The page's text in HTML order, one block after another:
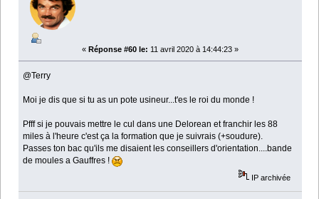
« Réponse #60 le: 11 avril 2020 à 14:44:23 »
@Terry
Moi je dis que si tu as un pote usineur...t'es le roi du monde !
Pfff si je pouvais mettre le cul dans une Delorean et franchir les 88
miles à l'heure c'est ça la formation que je suivrais (+soudure).
Passes ton bac qu'ils me disaient les conseillers d'orientation....bande
de moules a Gauffres !
IP archivée